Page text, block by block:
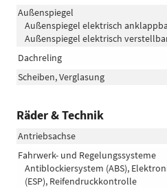
Außenspiegel
Außenspiegel elektrisch
Außenspiegel elektrisch
Dachreling
Scheiben, Verglasung
Räder & Technik
Antriebsachse
Fahrwerk- und Regelungssysteme
Antiblockiersystem (ABS),
(ESP), Reifendruckkontrolle